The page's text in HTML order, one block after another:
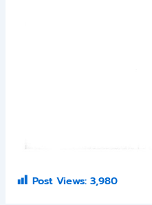
Post Views: 3,980